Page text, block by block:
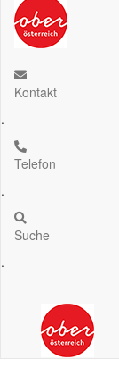
Kontakt
.
Telefon
.
Suche
.